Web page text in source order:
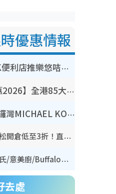
優惠情報
長者優惠｜OK便利店推樂悠咭優惠！買麵包/牛奶/保健品拍卡即減
【8月生日優惠2026】全港85大食買玩著數攻略 自助餐/火鍋放題同行免費＋誠品/DONKI送現金券
開倉優惠｜銅鑼灣MICHAEL KORS開倉低至17折！直擊$500起買手袋/銀包/鞋款 必買經典Jet Set系列
開倉優惠｜馬拉松開倉低至3折！直擊$99起買adidas／New Balance／Puma鞋款 STANLEY保溫杯劈價至$119起
廚具優惠｜普樂氏/意美廚/Buffalo廚具低至3折！$89起買煎鍋／炒鑊／個人鍋 同場小家電激減至$99起
去處